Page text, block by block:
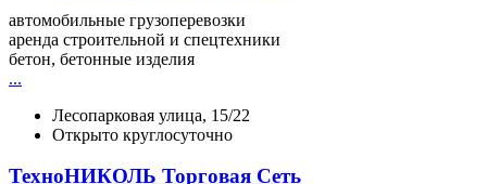
автомобильные грузоперевозки
аренда строительной и спецтехники
бетон, бетонные изделия
...
Лесопарковая улица, 15/22
Открыто круглосуточно
ТехноНИКОЛЬ Торговая Сеть